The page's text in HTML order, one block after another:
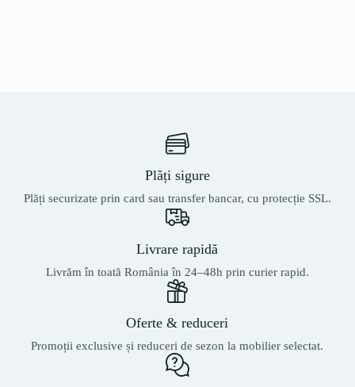
Plăți sigure
Plăți securizate prin card sau transfer bancar, cu protecție SSL.
Livrare rapidă
Livrăm în toată România în 24–48h prin curier rapid.
Oferte & reduceri
Promoții exclusive și reduceri de sezon la mobilier selectat.